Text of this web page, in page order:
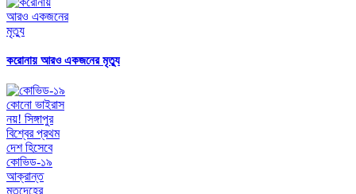
করোনায় আরও একজনের মৃত্যু